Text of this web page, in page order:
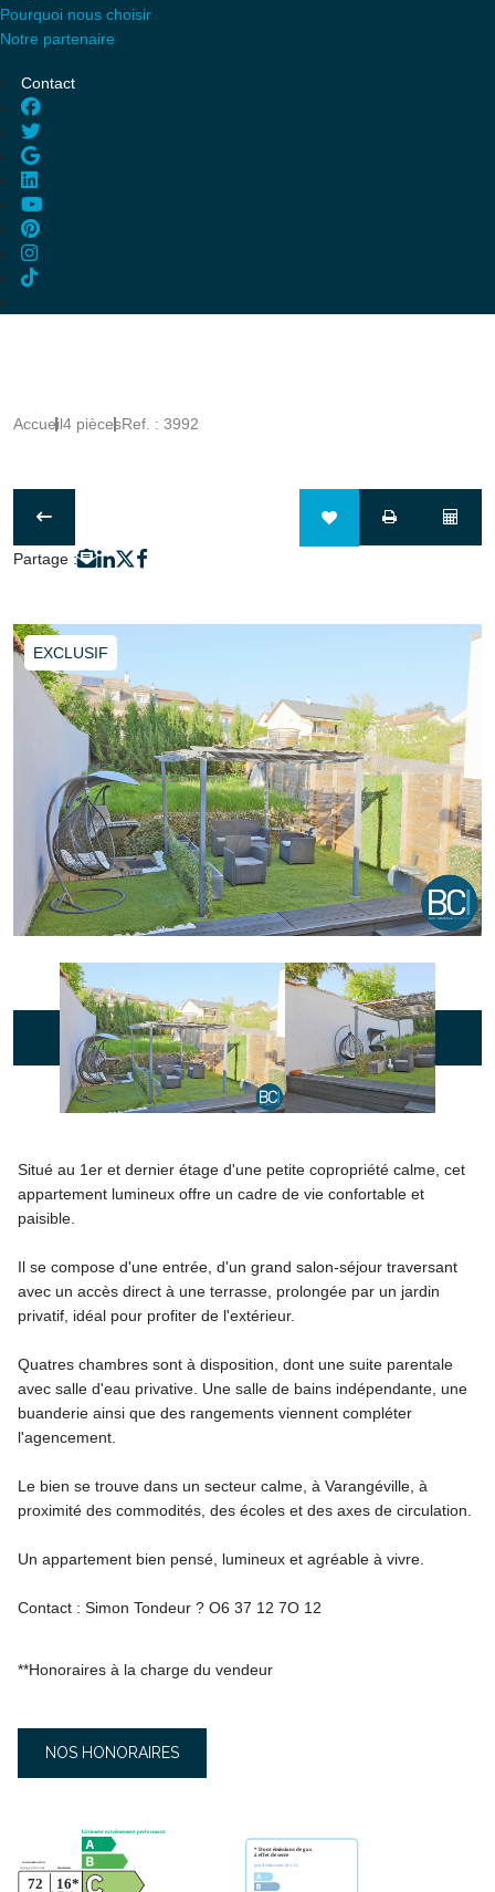
Pourquoi nous choisir
Notre partenaire
Contact
Accueil4 piècesRef. : 3992
Partage :
EXCLUSIF
Situé au 1er et dernier étage d'une petite copropriété calme, cet
appartement lumineux offre un cadre de vie confortable et
paisible.
Il se compose d'une entrée, d'un grand salon-séjour traversant
avec un accès direct à une terrasse, prolongée par un jardin
privatif, idéal pour profiter de l'extérieur.
Quatres chambres sont à disposition, dont une suite parentale
avec salle d'eau privative. Une salle de bains indépendante, une
buanderie ainsi que des rangements viennent compléter
l'agencement.
Le bien se trouve dans un secteur calme, à Varangéville, à
proximité des commodités, des écoles et des axes de circulation.
Un appartement bien pensé, lumineux et agréable à vivre.
Contact : Simon Tondeur ? O6 37 12 7O 12
**Honoraires à la charge du vendeur
NOS HONORAIRES